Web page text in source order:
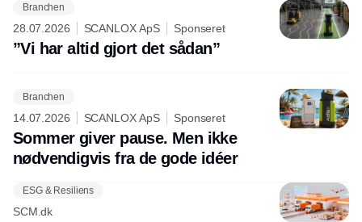
Branchen
28.07.2026 SCANLOX ApS Sponseret
”Vi har altid gjort det sådan”
Branchen
14.07.2026 SCANLOX ApS Sponseret
Sommer giver pause. Men ikke
nødvendigvis fra de gode idéer
ESG & Resiliens
SCM.dk